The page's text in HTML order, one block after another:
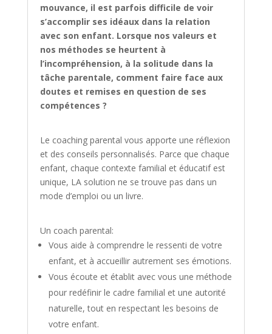
mouvance, il est parfois difficile de voir
s’accomplir ses idéaux dans la relation
avec son enfant. Lorsque nos valeurs et
nos méthodes se heurtent à
l’incompréhension, à la solitude dans la
tâche parentale, comment faire face aux
doutes et remises en question de ses
compétences ?
Le coaching parental vous apporte une réflexion
et des conseils personnalisés. Parce que chaque
enfant, chaque contexte familial et éducatif est
unique, LA solution ne se trouve pas dans un
mode d’emploi ou un livre.
Un coach parental:
Vous aide à comprendre le ressenti de votre
enfant, et à accueillir autrement ses émotions.
Vous écoute et établit avec vous une méthode
pour redéfinir le cadre familial et une autorité
naturelle, tout en respectant les besoins de
votre enfant.